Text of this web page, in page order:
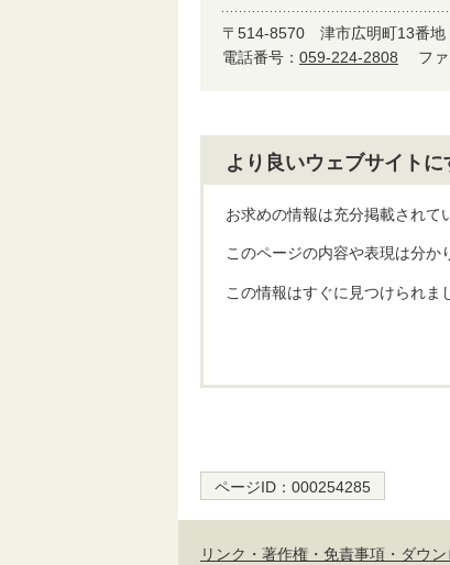
〒514-8570 津市広明町13番地
電話番号： 059-224-2808 フ
より良いウェブサイト
お求めの情報は充分掲載されて
このページの内容や表現は分か
この情報はすぐに見つけられま
ページID： 000254285
リンク・著作権・免責事項・ダウン